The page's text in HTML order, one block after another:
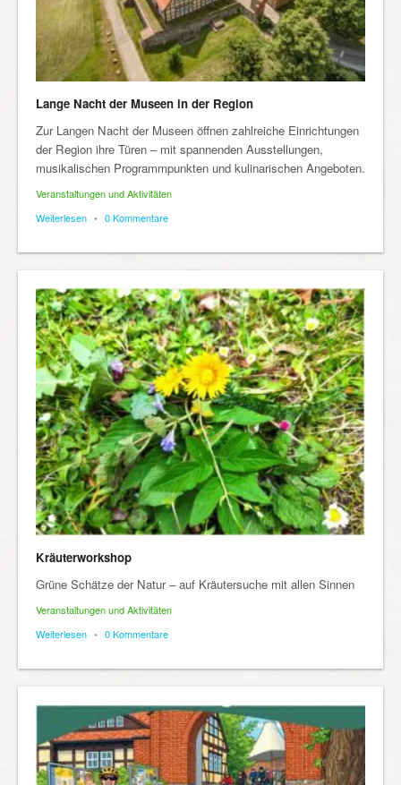
Lange Nacht der Museen in der Region
Zur Langen Nacht der Museen öffnen zahlreiche Einrichtungen
der Region ihre Türen – mit spannenden Ausstellungen,
musikalischen Programmpunkten und kulinarischen Angeboten.
Veranstaltungen und Aktivitäten
Weiterlesen • 0 Kommentare
Kräuterworkshop
Grüne Schätze der Natur – auf Kräutersuche mit allen Sinnen
Veranstaltungen und Aktivitäten
Weiterlesen • 0 Kommentare